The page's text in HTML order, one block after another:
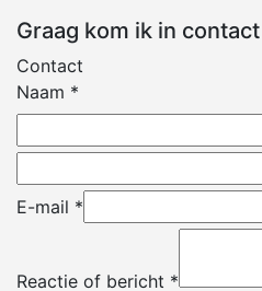
Graag kom ik in contact
Contact
Naam *
E-mail *
Reactie of bericht *